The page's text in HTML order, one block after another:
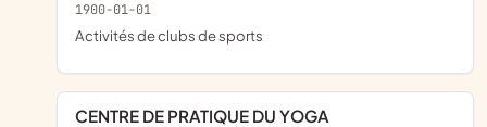
1900-01-01
Activités de clubs de sports
CENTRE DE PRATIQUE DU YOGA